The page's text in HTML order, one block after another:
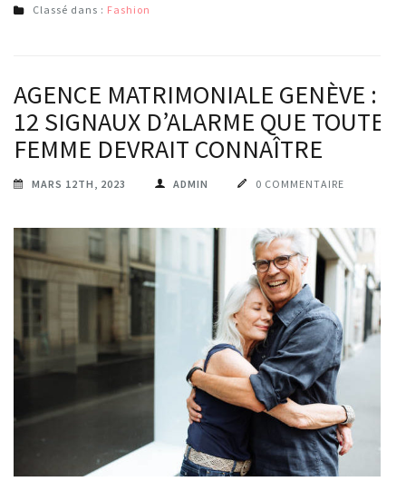
Classé dans : Fashion
AGENCE MATRIMONIALE GENÈVE :
12 SIGNAUX D’ALARME QUE TOUTE
FEMME DEVRAIT CONNAÎTRE
MARS 12TH, 2023 ADMIN 0 COMMENTAIRE